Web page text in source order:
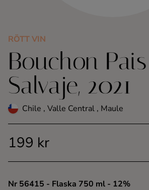
Konjak
Likör
Rom
Tequila
RÖTT VIN
Bouchon Pais
Salvaje, 2021
Chile , Valle Central , Maule
199 kr
Nr 56415 - Flaska 750 ml - 12%